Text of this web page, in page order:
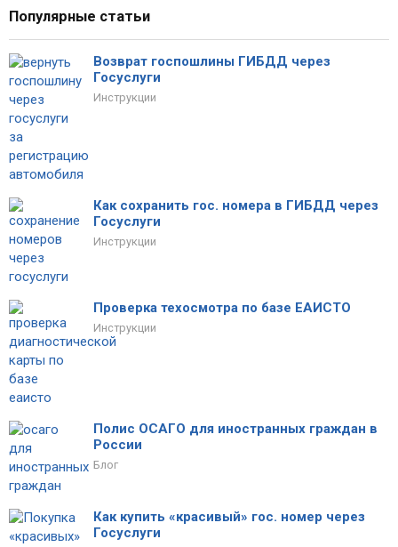
Популярные статьи
Возврат госпошлины ГИБДД через
Госуслуги
Инструкции
Как сохранить гос. номера в ГИБДД через
Госуслуги
Инструкции
Проверка техосмотра по базе ЕАИСТО
Инструкции
Полис ОСАГО для иностранных граждан в
России
Блог
Как купить «красивый» гос. номер через
Госуслуги